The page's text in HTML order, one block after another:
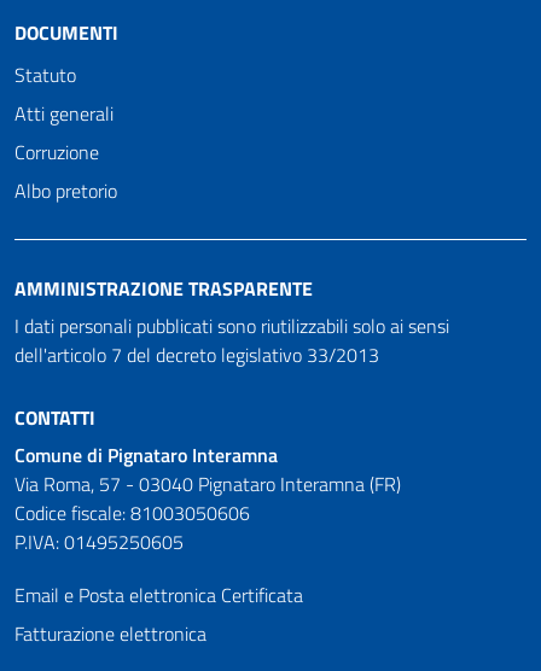
DOCUMENTI
Statuto
Atti generali
Corruzione
Albo pretorio
AMMINISTRAZIONE TRASPARENTE
I dati personali pubblicati sono riutilizzabili solo ai sensi
dell'articolo 7 del decreto legislativo 33/2013
CONTATTI
Comune di Pignataro Interamna
Via Roma, 57 - 03040 Pignataro Interamna (FR)
Codice fiscale: 81003050606
P.IVA: 01495250605
Email e Posta elettronica Certificata
Fatturazione elettronica